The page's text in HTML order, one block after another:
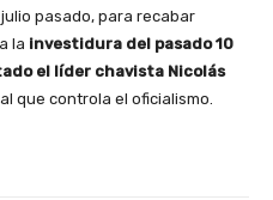
pasado, para recabar
la investidura del pasado 10
el líder chavista Nicolás
que controla el oficialismo.